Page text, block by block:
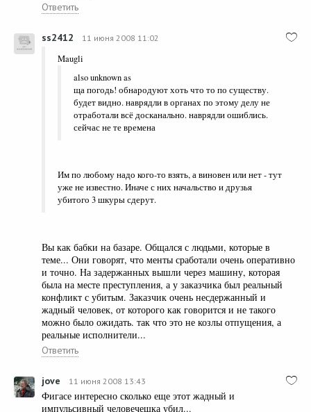
Ответить
ss2412 11 июня 2008 11:02
Maugli
also unknown as
ща погодь! обнародуют хоть что то по существу.
будет видно. наврядли в органах по этому делу не
отработали всё досканально. наврядли ошиблись.
сейчас не те времена
Им по любому надо кого-то взять, а виновен или нет - тут
уже не известно. Иначе с них начальство и друзья
убитого 3 шкуры сдерут.
Вы как бабки на базаре. Общался с людьми, которые в
теме... Они говорят, что менты сработали очень оперативно
и точно. На задержанных вышли через машину, которая
была на месте преступления, а у заказчика был реальный
конфликт с убитым. Заказчик очень несдержанный и
жадный человек, от которого как говорится и не такого
можно было ожидать. так что это не козлы отпущения, а
реальные исполнители...
Ответить
jove 11 июня 2008 13:43
Фигасе интересно сколько еще этот жадный и
импульсивный человечешка убил...